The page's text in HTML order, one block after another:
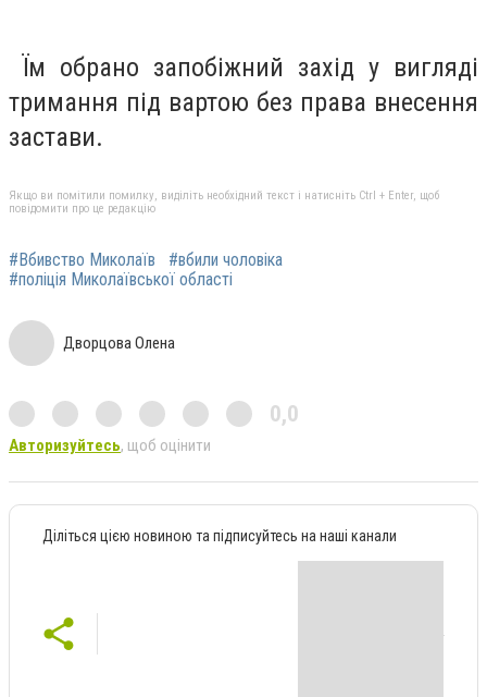
Їм обрано запобіжний захід у вигляді
тримання під вартою без права внесення
застави.
Якщо ви помітили помилку, виділіть необхідний текст і натисніть Ctrl + Enter, щоб
повідомити про це редакцію
#Вбивство Миколаїв
#вбили чоловіка
#поліція Миколаївської області
Дворцова Олена
0,0
Авторизуйтесь, щоб оцінити
Діліться цією новиною та підписуйтесь на наші канали